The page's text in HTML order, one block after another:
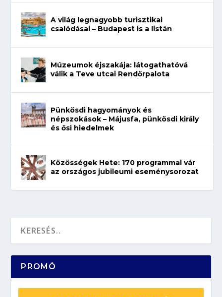
A világ legnagyobb turisztikai
csalódásai – Budapest is a listán
Múzeumok éjszakája: látogathatóvá
válik a Teve utcai Rendőrpalota
Pünkösdi hagyományok és
népszokások – Májusfa, pünkösdi király
és ősi hiedelmek
Közösségek Hete: 170 programmal vár
az országos jubileumi eseménysorozat
PROMÓ